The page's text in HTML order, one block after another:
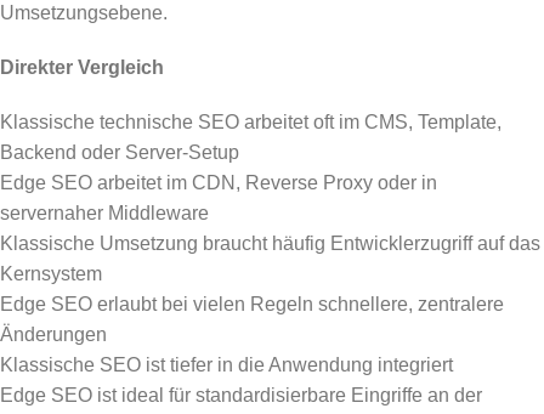
Umsetzungsebene.
Direkter Vergleich
Klassische technische SEO arbeitet oft im CMS, Template,
Backend oder Server-Setup
Edge SEO arbeitet im CDN, Reverse Proxy oder in
servernaher Middleware
Klassische Umsetzung braucht häufig Entwicklerzugriff auf das
Kernsystem
Edge SEO erlaubt bei vielen Regeln schnellere, zentralere
Änderungen
Klassische SEO ist tiefer in die Anwendung integriert
Edge SEO ist ideal für standardisierbare Eingriffe an der